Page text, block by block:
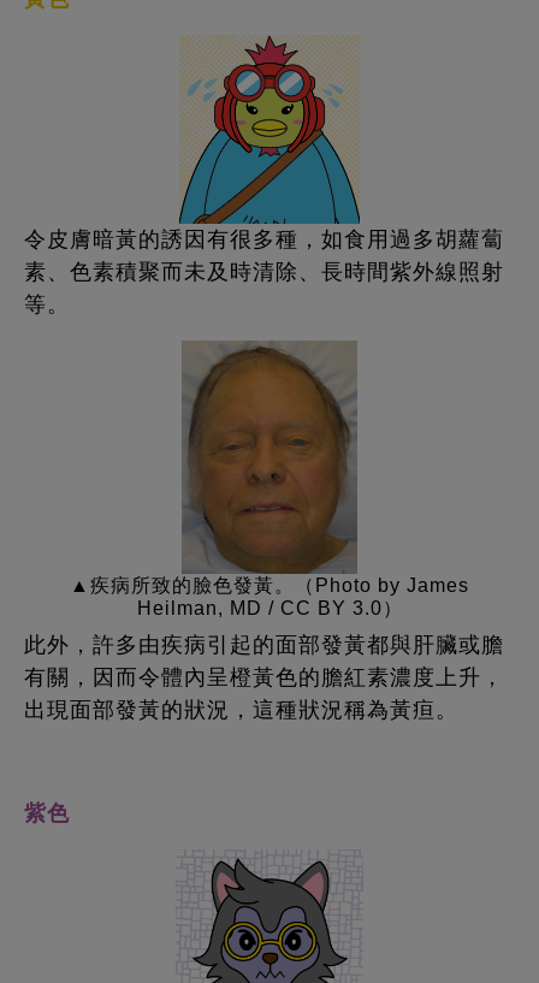
令皮膚暗黃的誘因有很多種，如食用過多胡蘿蔔
素、色素積聚而未及時清除、長時間紫外線照射
等。
▲疾病所致的臉色發黃。（Photo by James
Heilman, MD / CC BY 3.0）
此外，許多由疾病引起的面部發黃都與肝臟或膽
有關，因而令體內呈橙黃色的膽紅素濃度上升，
出現面部發黃的狀況，這種狀況稱為黃疸。
紫色